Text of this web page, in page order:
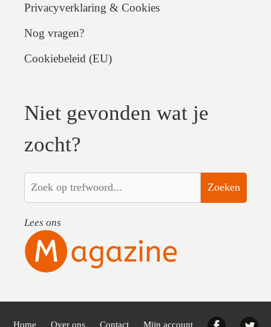
Privacyverklaring & Cookies
Nog vragen?
Cookiebeleid (EU)
Niet gevonden wat je
zocht?
Zoeken
Lees ons
Home Over ons Contact Mijn account Facebook